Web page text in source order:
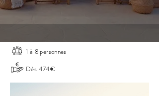
1 à 8 personnes
Dès 474€